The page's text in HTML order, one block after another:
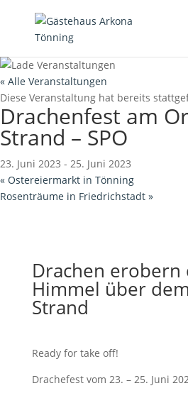
« Alle Veranstaltungen
Diese Veranstaltung hat bereits
Drachenfest am
Strand – SPO
23. Juni 2023 - 25. Juni 2023
« Ostereiermarkt in Tönning
Rosenträume in Friedrichstadt »
Drachen erobern
Himmel über
Strand
Ready for take off!
Drachefest vom 23. – 25. Juni